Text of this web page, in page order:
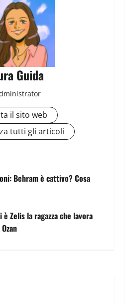
Guida
il sito web
tutti gli articoli
Behram è cattivo? Cosa
Zelis la ragazza che lavora